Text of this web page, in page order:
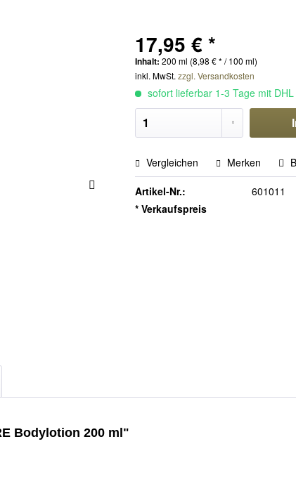
17,95 € *
Inhalt:200 ml (8,98 € * / 100 ml)
inkl. MwSt.zzgl. Versandkosten
sofort lieferbar 1-3 Tage mit DHL
Vergleichen Merken
Artikel-Nr.:
601011
* Verkaufspreis
Bodylotion 200 ml"